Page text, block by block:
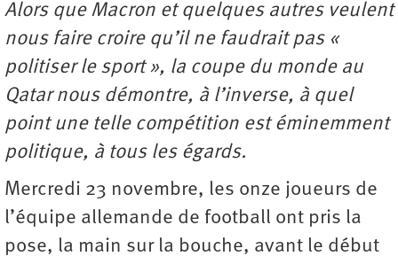
Alors que Macron et quelques autres veulent
nous faire croire qu’il ne faudrait pas «
politiser le sport », la coupe du monde au
Qatar nous démontre, à l’inverse, à quel
point une telle compétition est éminemment
politique, à tous les égards.
Mercredi 23 novembre, les onze joueurs de
l’équipe allemande de football ont pris la
pose, la main sur la bouche, avant le début